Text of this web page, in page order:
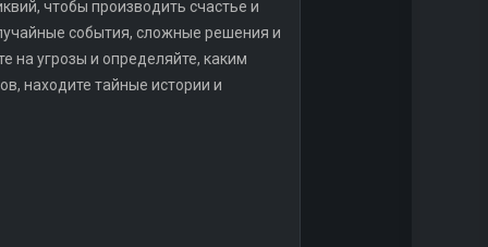
чтобы производить счастье и
события, сложные решения и
на угрозы и определяйте, каким
находите тайные истории и